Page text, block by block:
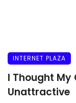
INTERNET PLAZA
I Thought My
Unattractive